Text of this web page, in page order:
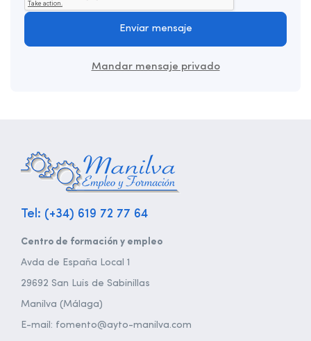
Enviar mensaje
Mandar mensaje privado
Tel: (+34) 619 72 77 64
Centro de formación y empleo
Avda de España Local 1
29692 San Luis de Sabinillas
Manilva (Málaga)
E-mail: fomento@ayto-manilva.com